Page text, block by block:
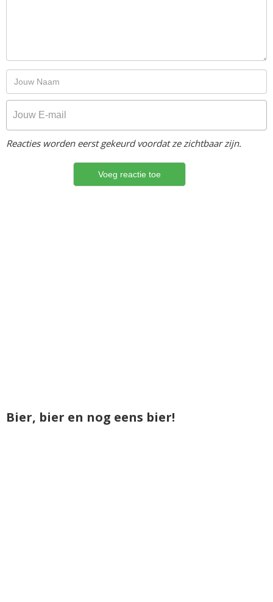
Reacties worden eerst gekeurd voordat ze zichtbaar zijn.
Bier, bier en nog eens bier!